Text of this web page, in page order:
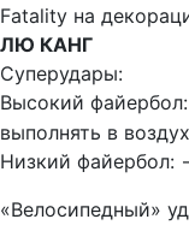
Fatality на
ЛЮ КАНГ
Суперудары:
Высокий файербол:
выполнять в
Низкий файербол:
«Велосипедный»